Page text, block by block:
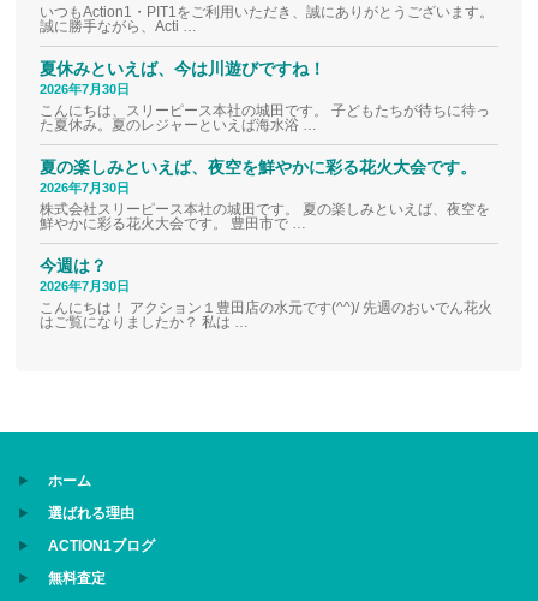
いつもAction1・PIT1をご利用いただき、誠にありがとうございます。
誠に勝手ながら、Acti …
夏休みといえば、今は川遊びですね！
2026年7月30日
こんにちは、スリーピース本社の城田です。 子どもたちが待ちに待っ
た夏休み。夏のレジャーといえば海水浴 …
夏の楽しみといえば、夜空を鮮やかに彩る花火大会です。
2026年7月30日
株式会社スリーピース本社の城田です。 夏の楽しみといえば、夜空を
鮮やかに彩る花火大会です。 豊田市で …
今週は？
2026年7月30日
こんにちは！ アクション１豊田店の水元です(^^)/ 先週のおいでん花火
はご覧になりましたか？ 私は …
ホーム
選ばれる理由
ACTION1ブログ
無料査定